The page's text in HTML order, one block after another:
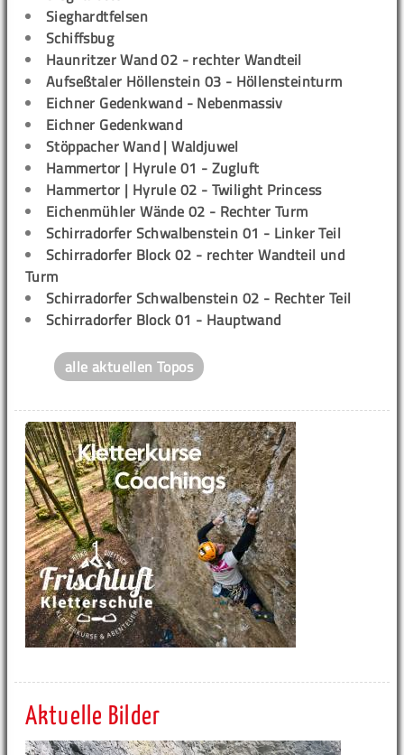
Sieghardtfelsen
Schiffsbug
Haunritzer Wand 02 - rechter Wandteil
Aufseßtaler Höllenstein 03 - Höllensteinturm
Eichner Gedenkwand - Nebenmassiv
Eichner Gedenkwand
Stöppacher Wand | Waldjuwel
Hammertor | Hyrule 01 - Zugluft
Hammertor | Hyrule 02 - Twilight Princess
Eichenmühler Wände 02 - Rechter Turm
Schirradorfer Schwalbenstein 01 - Linker Teil
Schirradorfer Block 02 - rechter Wandteil und
Turm
Schirradorfer Schwalbenstein 02 - Rechter Teil
Schirradorfer Block 01 - Hauptwand
alle aktuellen Topos
Aktuelle Bilder